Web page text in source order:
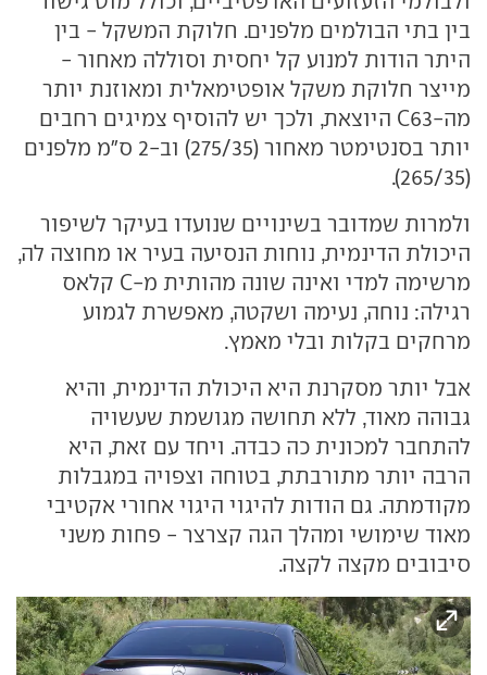
בין בתי הבולמים מלפנים. חלוקת המשקל - בין
היתר הודות למנוע קל יחסית וסוללה מאחור -
מייצר חלוקת משקל אופטימאלית ומאוזנת יותר
מה-C63 היוצאת, ולכך יש להוסיף צמיגים רחבים
יותר בסנטימטר מאחור (275/35) וב-2 ס"מ מלפנים
(265/35).
ולמרות שמדובר בשינויים שנועדו בעיקר לשיפור
היכולת הדינמית, נוחות הנסיעה בעיר או מחוצה לה,
מרשימה למדי ואינה שונה מהותית מ-C קלאס
רגילה: נוחה, נעימה ושקטה, מאפשרת לגמוע
מרחקים בקלות ובלי מאמץ.
אבל יותר מסקרנת היא היכולת הדינמית, והיא
גבוהה מאוד, ללא תחושה מגושמת שעשויה
להתחבר למכונית כה כבדה. ויחד עם זאת, היא
הרבה יותר מתורבתת, בטוחה וצפויה במגבלות
מקודמתה. גם הודות להיגוי היגוי אחורי אקטיבי
מאוד שימושי ומהלך הגה קצרצר - פחות משני
סיבובים מקצה לקצה.